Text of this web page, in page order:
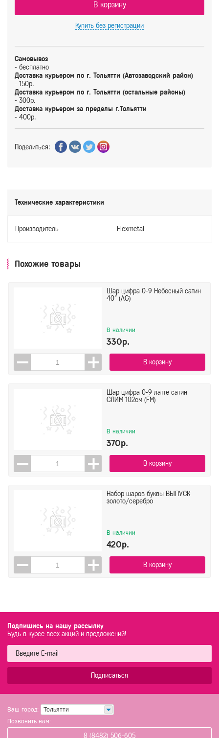
В корзину
Купить без регистрации
Самовывоз
- бесплатно
Доставка курьером по г. Тольятти (Автозаводский район)
- 150р.
Доставка курьером по г. Тольятти (остальные районы)
- 300р.
Доставка курьером за пределы г.Тольятти
- 400р.
Поделиться:
Технические характеристики
Производитель Flexmetal
Похожие товары
Шар цифра 0-9 Небесный сатин
40" (AG)
В наличии
330р.
В корзину
Шар цифра 0-9 латте сатин
СЛИМ 102см (FM)
В наличии
370р.
В корзину
Набор шаров буквы ВЫПУСК
золото/серебро
В наличии
420р.
В корзину
Подпишись на нашу рассылку
Будь в курсе всех акций и предложений!
Подписаться
Ваш город: Тольятти
Позвонить нам:
8 (8482) 506-605